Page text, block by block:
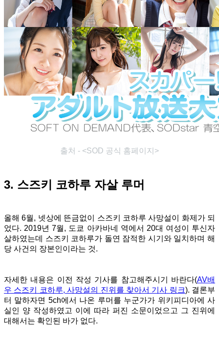
출처 - <SOD 공식 홈페이지>
3. 스즈키 코하루 자살 루머
올해 6월, 넷상에 뜬금없이 스즈키 코하루 사망설이 화제가 되
었다. 2019년 7월, 도쿄 아카바네 역에서 20대 여성이 투신자
살하였는데 스즈키 코하루가 돌연 잠적한 시기와 일치하며 해
당 사건의 장본인이라는 것.
자세한 내용은 이전 작성 기사를 참고해주시기 바란다(AV배
우 스즈키 코하루, 사망설의 진위를 찾아서 기사 링크). 결론부
터 말하자면 5ch에서 나온 루머를 누군가가 위키피디아에 사
실인 양 작성하였고 이에 따라 퍼진 소문이었으고 그 진위에
대해서는 확인된 바가 없다.